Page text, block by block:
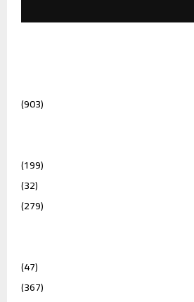
(903)
(199)
(32)
(279)
(47)
(367)